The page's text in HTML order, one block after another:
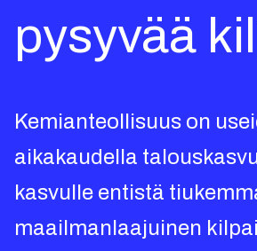
pysyvää
Kemianteollisuus on
aikakaudella
kasvulle entistä
maailmanlaajuinen